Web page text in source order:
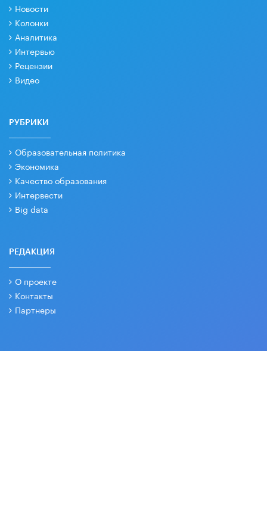
Новости
Колонки
Аналитика
Интервью
Рецензии
Видео
РУБРИКИ
Образовательная политика
Экономика
Качество образования
Интервести
Big data
РЕДАКЦИЯ
О проекте
Контакты
Партнеры